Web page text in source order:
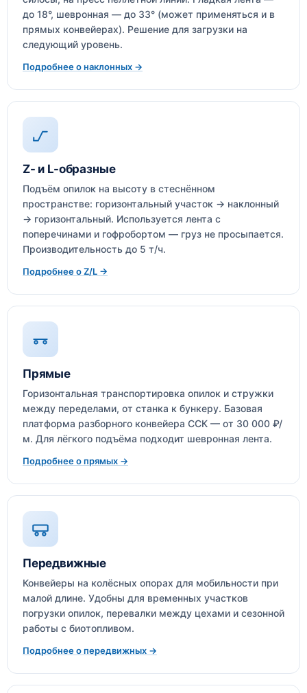
до 18°, шевронная — до 33° (может применяться и в
прямых конвейерах). Решение для загрузки на
следующий уровень.
Подробнее о наклонных →
Z- и L-образные
Подъём опилок на высоту в стеснённом
пространстве: горизонтальный участок → наклонный
→ горизонтальный. Используется лента с
поперечинами и гофробортом — груз не просыпается.
Производительность до 5 т/ч.
Подробнее о Z/L →
Прямые
Горизонтальная транспортировка опилок и стружки
между переделами, от станка к бункеру. Базовая
платформа разборного конвейера ССК — от 30 000 ₽/
м. Для лёгкого подъёма подходит шевронная лента.
Подробнее о прямых →
Передвижные
Конвейеры на колёсных опорах для мобильности при
малой длине. Удобны для временных участков
погрузки опилок, перевалки между цехами и сезонной
работы с биотопливом.
Подробнее о передвижных →